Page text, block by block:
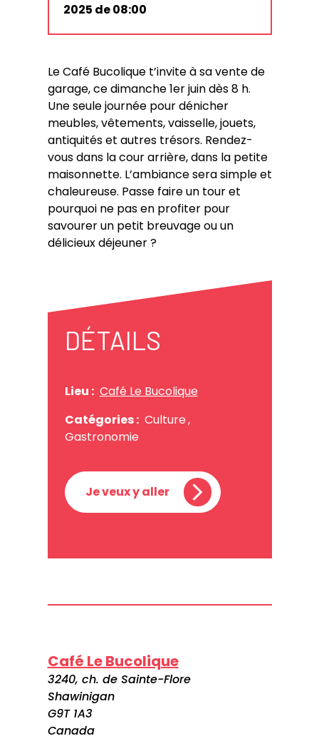
2025 de 08:00
Le Café Bucolique t’invite à sa vente de
garage, ce dimanche 1er juin dès 8 h.
Une seule journée pour dénicher
meubles, vêtements, vaisselle, jouets,
antiquités et autres trésors. Rendez-
vous dans la cour arrière, dans la petite
maisonnette. L’ambiance sera simple et
chaleureuse. Passe faire un tour et
pourquoi ne pas en profiter pour
savourer un petit breuvage ou un
délicieux déjeuner ?
DÉTAILS
Lieu : Café Le Bucolique
Catégories : Culture,
Gastronomie
Je veux y aller
Café Le Bucolique
3240, ch. de Sainte-Flore
Shawinigan
G9T 1A3
Canada